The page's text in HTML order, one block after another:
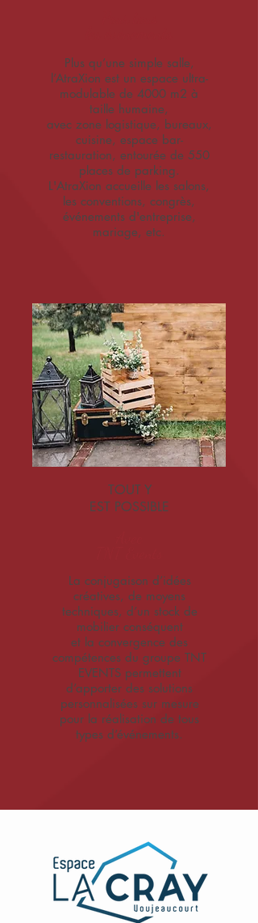
Plus qu’une simple salle,
l’AtraXion est un espace ultra-
modulable de 4000 m2 à
taille humaine,
avec zone logistique, bureaux,
cuisine, espace bar-
restauration, entourée de 550
places de parking.
L'AtraXion accueille les salons,
les conventions, congrès,
événements d'entreprise,
mariage, etc.
La conjugaison d’idées
créatives, de moyens
techniques, d’un stock de
mobilier conséquent
et la convergence des
compétences du groupe TNT
EVENTS permettent
d’apporter des solutions
personnalisées sur mesure
pour la réalisation de tous
types d’événements.
TOUT Y
EST POSSIBLE